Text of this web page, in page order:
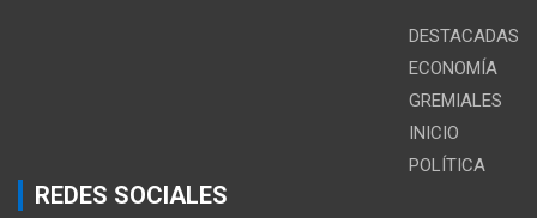
DESTACADAS
ECONOMÍA
GREMIALES
INICIO
POLÍTICA
REDES SOCIALES